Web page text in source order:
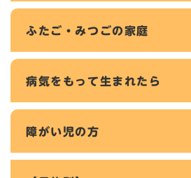
ふたご・みつごの家庭
病気をもって生まれたら
障がい児の方